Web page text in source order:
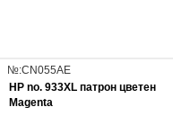
№:CN055AE
HP no. 933XL патрон цветен
Magenta